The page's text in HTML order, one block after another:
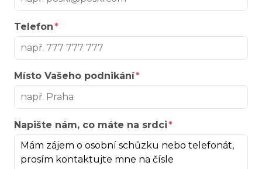
Telefon
Místo Vašeho podnikání
Napište nám, co máte na srdci